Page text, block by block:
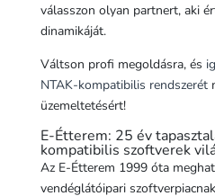
válasszon olyan partnert, aki
dinamikáját.
Váltson profi megoldásra, és
NTAK-kompatibilis rendszerét
üzemeltetésért!
E-Étterem: 25 év
kompatibilis szoftverek
Az E-Étterem 1999 óta
vendéglátóipari